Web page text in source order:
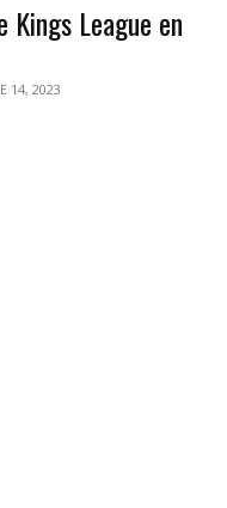
Kings League en
14, 2023